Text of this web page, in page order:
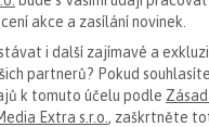
akce a zasílání novinek.
i další zajímavé a
partnerů? Pokud
k tomuto účelu podle
Extra s.r.o. , zaškrtněte